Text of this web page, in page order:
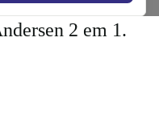
2 em 1.